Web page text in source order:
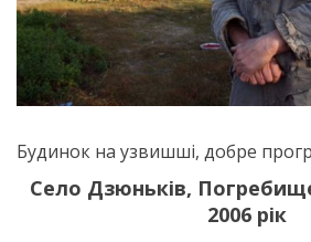
Будинок на узвишші, добре
Село Дзюньків,
2006 рік